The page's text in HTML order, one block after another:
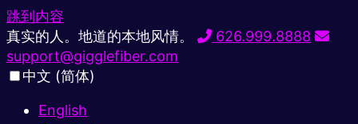
跳到内容
真实的人。地道的本地风情。
626.999.8888
support@gigglefiber.com
中文 (简体)
English